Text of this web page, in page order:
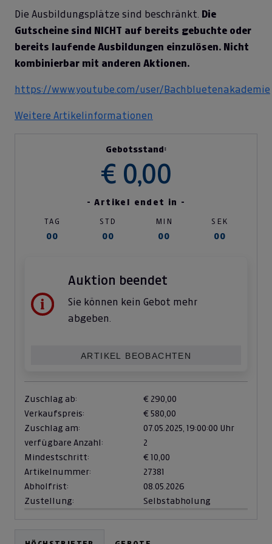
Die Ausbildungsplätze sind beschränkt.
Die
Gutscheine sind NICHT auf bereits gebuchte oder
bereits laufende Ausbildungen einzulösen. Nicht
kombinierbar mit anderen Aktionen.
https://www.youtube.com/user/Bachbluetenakademie
Weitere Artikelinformationen
Gebotsstand:
€ 0,00
- Artikel endet in -
TAG STD MIN SEK
00 00 00 00
Auktion beendet
Sie können kein Gebot mehr
abgeben.
ARTIKEL BEOBACHTEN
Zuschlag ab:
€ 290,00
Verkaufspreis:
€ 580,00
Zuschlag am:
07.05.2025, 19:00:00 Uhr
verfügbare Anzahl:
2
Mindestschritt:
€ 10,00
Artikelnummer:
27381
Abholfrist:
08.05.2026
Zustellung:
Selbstabholung